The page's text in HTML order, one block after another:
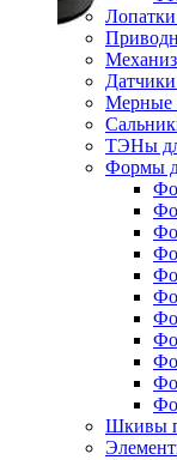
Лопатки
Мерные
ТЭНы
Формы
Шкивы